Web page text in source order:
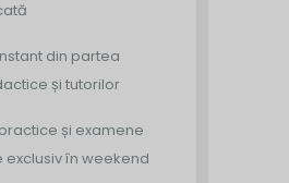
din partea
și tutorilor
și examene
în weekend